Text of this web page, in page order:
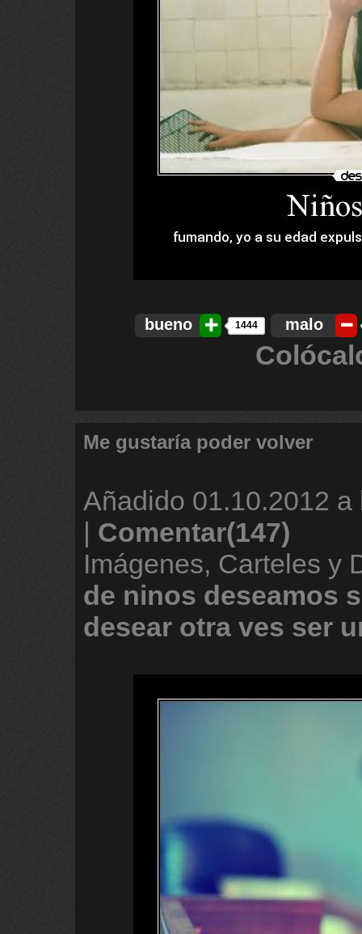
bueno 1444 malo
Me gustaría poder volver
Añadido 01.10.2012 a
| Comentar(147)
Imágenes, Carteles y
de ninos deseamos
desear otra ves ser